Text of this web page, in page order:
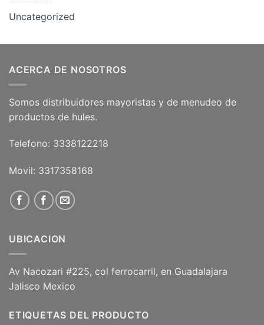
Uncategorized
ACERCA DE NOSOTROS
Somos distribuidores mayoristas y de menudeo de
productos de hules.
Telefono: 3338122218
Movil: 3317358168
UBICACION
Av Nacozari #225, col ferrocarril, en Guadalajara
Jalisco Mexico
ETIQUETAS DEL PRODUCTO